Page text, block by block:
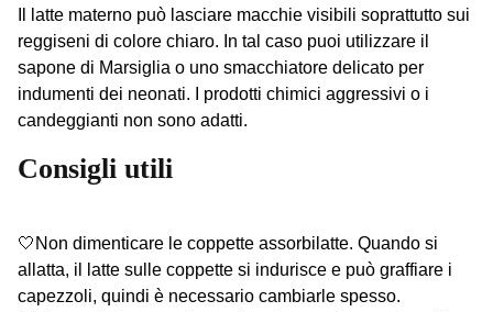
Il latte materno può lasciare macchie visibili soprattutto sui
reggiseni di colore chiaro. In tal caso puoi utilizzare il
sapone di Marsiglia o uno smacchiatore delicato per
indumenti dei neonati. I prodotti chimici aggressivi o i
candeggianti non sono adatti.
Consigli utili
🤍Non dimenticare le coppette assorbilatte. Quando si
allatta, il latte sulle coppette si indurisce e può graffiare i
capezzoli, quindi è necessario cambiarle spesso.